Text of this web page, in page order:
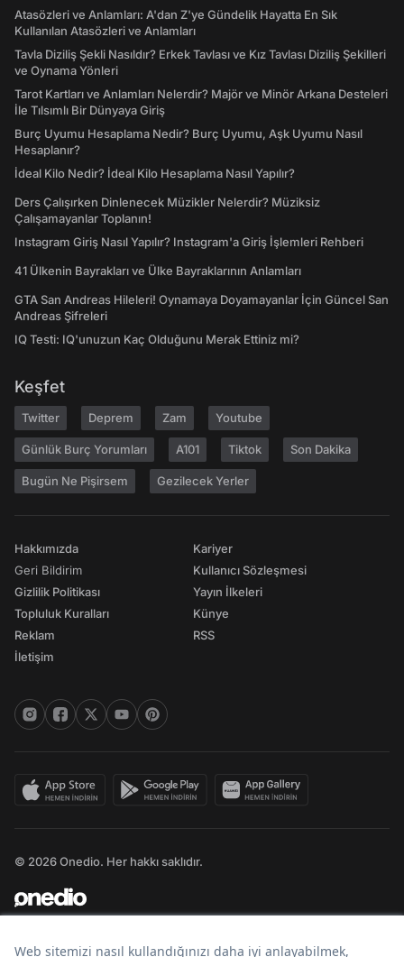
Atasözleri ve Anlamları: A'dan Z'ye Gündelik Hayatta En Sık
Kullanılan Atasözleri ve Anlamları
Tavla Diziliş Şekli Nasıldır? Erkek Tavlası ve Kız Tavlası Diziliş Şekilleri
ve Oynama Yönleri
Tarot Kartları ve Anlamları Nelerdir? Majör ve Minör Arkana Desteleri
İle Tılsımlı Bir Dünyaya Giriş
Burç Uyumu Hesaplama Nedir? Burç Uyumu, Aşk Uyumu Nasıl
Hesaplanır?
İdeal Kilo Nedir? İdeal Kilo Hesaplama Nasıl Yapılır?
Ders Çalışırken Dinlenecek Müzikler Nelerdir? Müziksiz
Çalışamayanlar Toplanın!
Instagram Giriş Nasıl Yapılır? Instagram'a Giriş İşlemleri Rehberi
41 Ülkenin Bayrakları ve Ülke Bayraklarının Anlamları
GTA San Andreas Hileleri! Oynamaya Doyamayanlar İçin Güncel San
Andreas Şifreleri
IQ Testi: IQ'unuzun Kaç Olduğunu Merak Ettiniz mi?
Keşfet
Twitter Deprem Zam Youtube
Günlük Burç Yorumları A101 Tiktok Son Dakika
Bugün Ne Pişirsem Gezilecek Yerler
Hakkımızda
Geri Bildirim
Gizlilik Politikası
Topluluk Kuralları
Reklam
İletişim
Kariyer
Kullanıcı Sözleşmesi
Yayın İlkeleri
Künye
RSS
© 2026 Onedio. Her hakkı saklıdır.